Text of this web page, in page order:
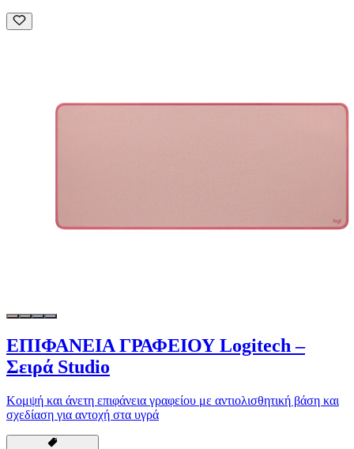
ΕΠΙΦΑΝΕΙΑ ΓΡΑΦΕΙΟΥ Logitech –
Σειρά Studio
Κομψή και άνετη επιφάνεια γραφείου με αντιολισθητική βάση και
σχεδίαση για αντοχή στα υγρά